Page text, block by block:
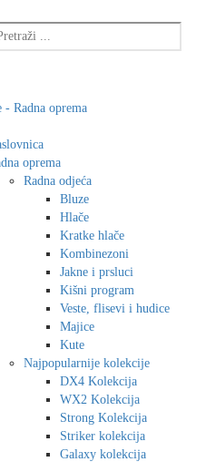
oprema
Radna odjeća
Bluze
Hlače
Kratke hlače
Kombinezoni
Jakne i prsluci
Kišni program
Veste, flisevi i hudice
Majice
Kute
Najpopularnije kolekcije
DX4 Kolekcija
WX2 Kolekcija
Strong Kolekcija
Striker kolekcija
Galaxy kolekcija